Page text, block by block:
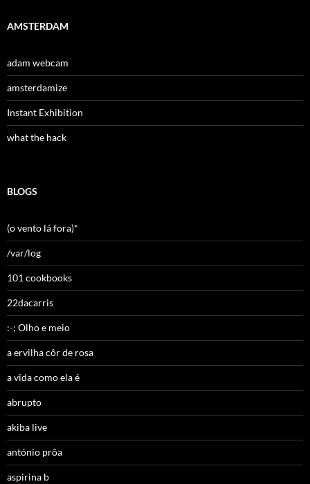
AMSTERDAM
adam webcam
amsterdamize
Instant Exhibition
what the hack
BLOGS
(o vento lá fora)*
/var/log
101 cookbooks
22dacarris
:-; Olho e meio
a ervilha côr de rosa
a vida como ela é
abrupto
akiba live
antónio prôa
aspirina b